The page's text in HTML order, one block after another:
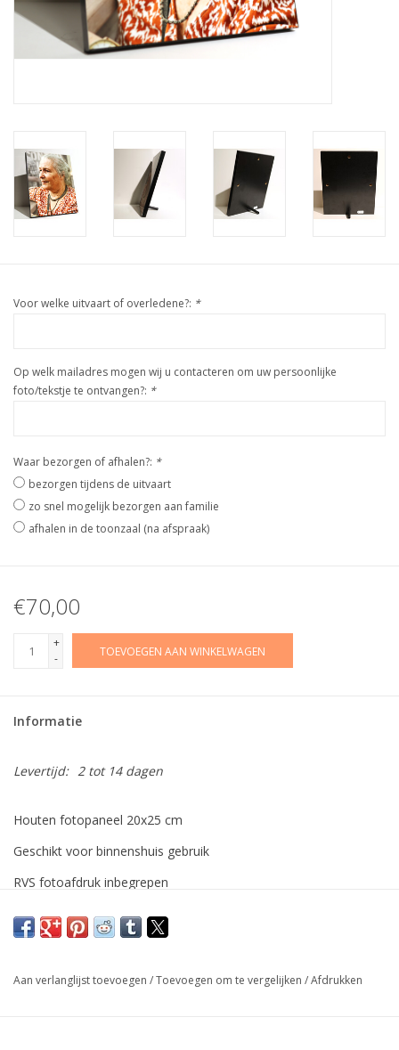
Voor welke uitvaart of overledene?: *
Op welk mailadres mogen wij u contacteren om uw persoonlijke
foto/tekstje te ontvangen?: *
Waar bezorgen of afhalen?: *
bezorgen tijdens de uitvaart
zo snel mogelijk bezorgen aan familie
afhalen in de toonzaal (na afspraak)
€70,00
+
-
TOEVOEGEN AAN WINKELWAGEN
Informatie
Levertijd: 2 tot 14 dagen
Houten fotopaneel 20x25 cm
Geschikt voor binnenshuis gebruik
RVS fotoafdruk inbegrepen
Aan verlanglijst toevoegen /Toevoegen om te vergelijken /Afdrukken